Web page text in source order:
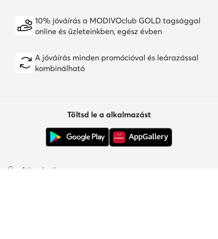
10% jóváírás a MODIVOclub GOLD tagsággal
online és üzleteinkben, egész évben
A jóváírás minden promócióval és leárazással
kombinálható
Töltsd le a alkalmazást
Ügyfélszolgálat